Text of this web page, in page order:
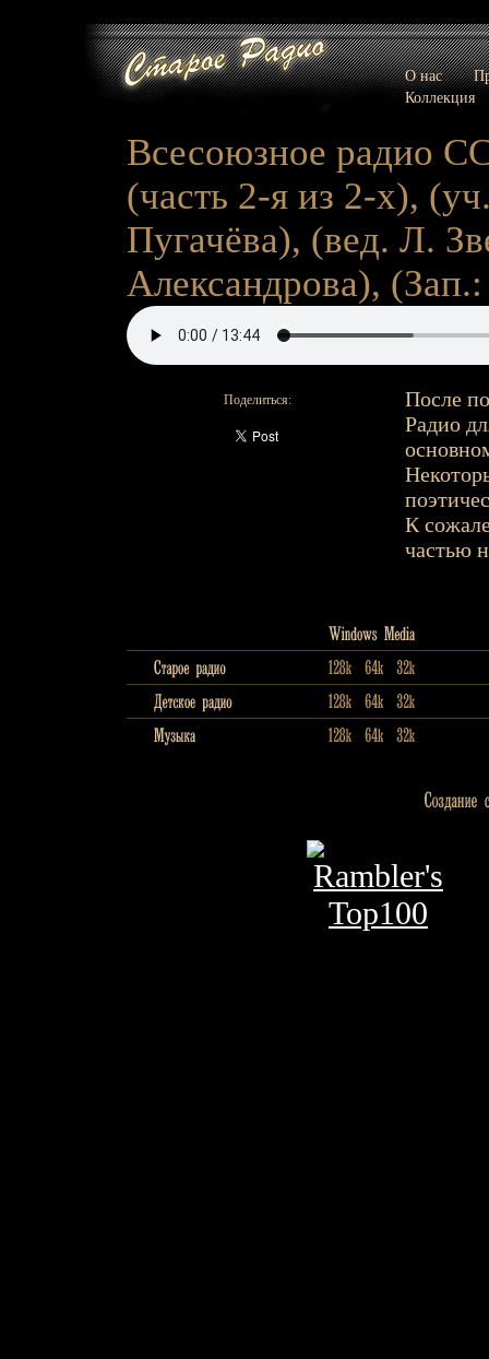
О нас
Коллекция
Всесоюзное радио
(часть 2-я из 2-х),
Пугачёва), (вед. Л.
Александрова), (Зап.:
Поделиться:
После
Радио
К
частью